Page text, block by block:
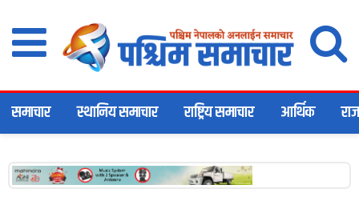
समाचार स्थानिय समाचार राष्ट्रिय समाचार आर्थिक